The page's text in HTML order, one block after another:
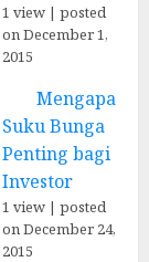
1 view |posted
on December 1,
2015
Mengapa
Suku Bunga
Penting bagi
Investor
1 view |posted
on December 24,
2015